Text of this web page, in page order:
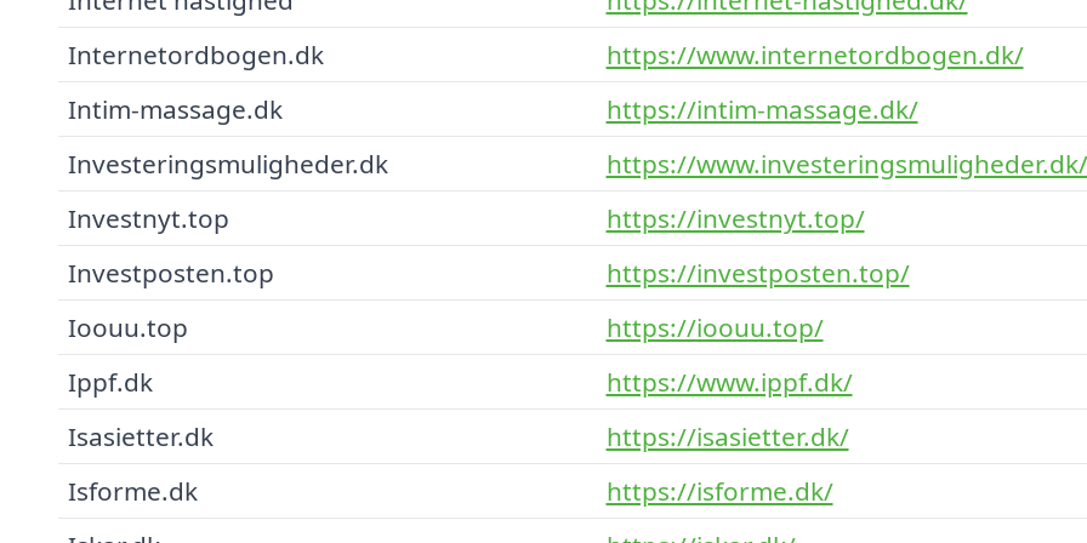
Internetordbogen.dk
https://www.internetordbogen.dk/
Intim-massage.dk
https://intim-massage.dk/
Investeringsmuligheder.dk
https://www.investeringsmuligheder.dk/
Investnyt.top
https://investnyt.top/
Investposten.top
https://investposten.top/
Ioouu.top
https://ioouu.top/
Ippf.dk
https://www.ippf.dk/
Isasietter.dk
https://isasietter.dk/
Isforme.dk
https://isforme.dk/